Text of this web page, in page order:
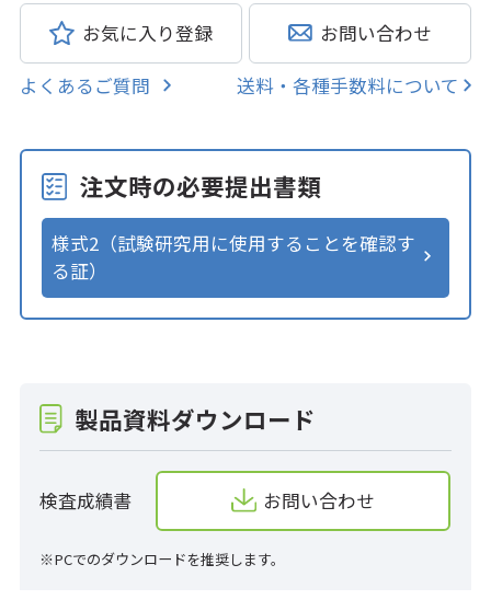
お気に入り登録 お問い合わせ
よくあるご質問 送料・各種手数料について
注文時の必要提出書類
様式2（試験研究用に使用することを確認す
る証）
製品資料ダウンロード
検査成績書 お問い合わせ
※PCでのダウンロードを推奨します。